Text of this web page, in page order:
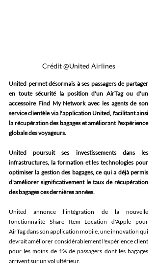
Crédit @United Airlines
United permet désormais à ses passagers de partager
en toute sécurité la position d'un AirTag ou d'un
accessoire Find My Network avec les agents de son
service clientèle via l'application United, facilitant ainsi
la récupération des bagages et améliorant l'expérience
globale des voyageurs.
United poursuit ses investissements dans les
infrastructures, la formation et les technologies pour
optimiser la gestion des bagages, ce qui a déjà permis
d'améliorer significativement le taux de récupération
des bagages ces dernières années.
United annonce l'intégration de la nouvelle
fonctionnalité Share Item Location d'Apple pour
AirTag dans son application mobile, une innovation qui
devrait améliorer considérablement l'expérience client
pour les moins de 1% de passagers dont les bagages
arrivent sur un vol ultérieur.